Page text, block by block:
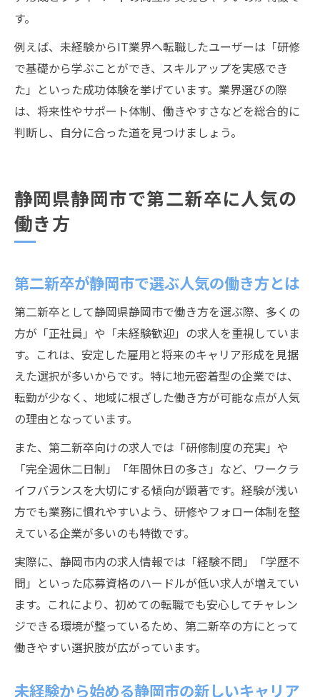
す。
例えば、未経験からIT業界へ転職したユーザーは「研修
で基礎から学ぶことができ、スキルアップを実感でき
た」といった成功体験を挙げています。業界選びの際
は、将来性やサポート体制、働きやすさなどを総合的に
判断し、自分に合った道を見つけましょう。
静岡県静岡市で第二新卒に人気の
働き方
第二新卒が静岡市で選ぶ人気の働き方とは
第二新卒として静岡県静岡市で働き方を選ぶ際、多くの
方が「正社員」や「未経験歓迎」の求人を重視していま
す。これは、安定した雇用と将来のキャリア形成を見据
えた選択が多いからです。特に地元密着型の企業では、
転勤が少なく、地域に根ざした働き方が可能な点が人気
の理由となっています。
また、第二新卒向けの求人では「研修制度の充実」や
「完全週休二日制」「年間休日の多さ」など、ワークラ
イフバランスを大切にする傾向が顕著です。経験が浅い
方でも業務に慣れやすいよう、研修やフォロー体制を整
えている企業が多いのも特徴です。
実際に、静岡市内の求人情報では「経験不問」「学歴不
問」といった応募資格のハードルが低い求人が増えてい
ます。これにより、初めての転職でも安心してチャレン
ジできる環境が整っているため、第二新卒の方にとって
働きやすい選択肢が広がっています。
未経験から始める静岡市の新しいキャリア